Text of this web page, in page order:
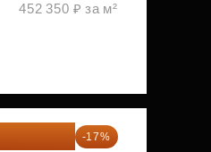
452 350 ₽ за м²
-17%